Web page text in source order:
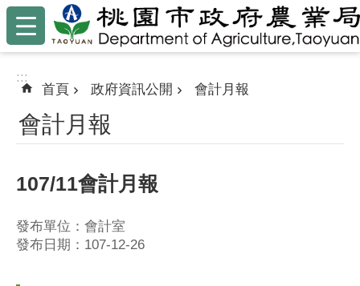
跳到主要內容區塊
:::
:::
首頁 政府資訊公開 會計月報
會計月報
107/11會計月報
發布單位：會計室
發布日期：107-12-26